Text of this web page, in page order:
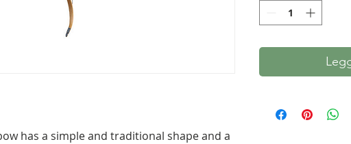
has a simple and traditional shape and a